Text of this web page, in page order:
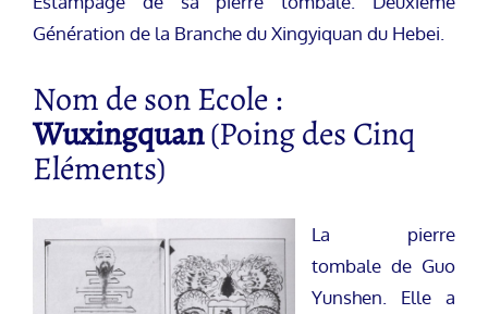
Génération de la Branche du Xingyiquan du Hebei.
Nom de son Ecole :
Wuxingquan(Poing des Cinq
Eléments)
La pierre
tombale de Guo
Yunshen. Elle a